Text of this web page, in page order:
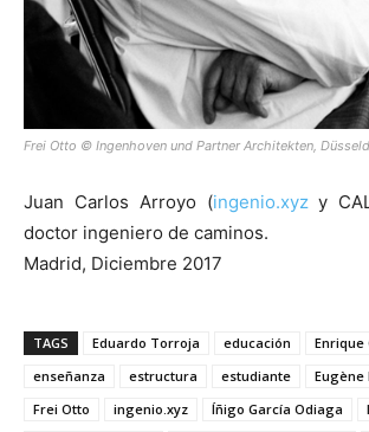
Frei Otto © Ingenhoven und Partner Architekten,
Juan Carlos Arroyo (ingenio.xyzy
doctor ingeniero de caminos.
Madrid, Diciembre 2017
TAGS Eduardo Torroja educación
Enrique
enseñanza
estructura estudiante
Eugène
Frei Otto
ingenio.xyz Íñigo García Odiaga